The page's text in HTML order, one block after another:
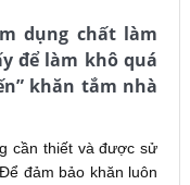
dụng chất làm
để làm khô quá
khăn tắm nhà
cần thiết và được sử
đảm bảo khăn luôn